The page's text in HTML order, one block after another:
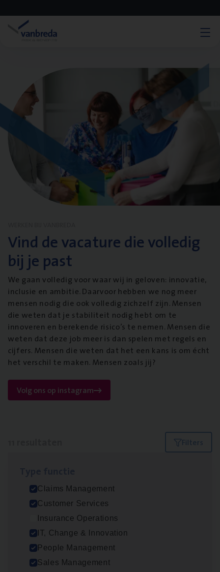
Vind de vacature die volledig
bij je past
We gaan volledig voor waar wij in geloven: innovatie,
inclusie en ambitie. Daarvoor hebben we nog meer
mensen nodig die ook volledig zichzelf zijn. Mensen
die weten dat je stabiliteit nodig hebt om te
innoveren en berekende risico’s te nemen. Mensen die
weten dat deze job meer is dan spelen met regels en
cijfers. Mensen die weten dat het een kans is om écht
het verschil te maken. Mensen zoals jij?
Volg ons op instagram
Filters
Claims Management
Customer Services
Insurance Operations
IT, Change & Innovation
People Management
Sales Management
Test Ana­lyst
IT, Change & Innovation
Antwerpen
Scha­de­be­heer­der verzekeringen